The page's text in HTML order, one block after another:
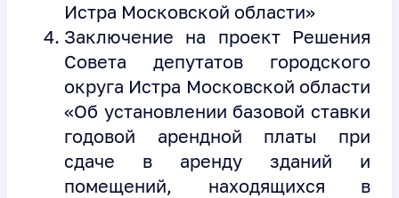
Истра Московской области»
Заключение на проект Решения
Совета депутатов городского
округа Истра Московской области
«Об установлении базовой ставки
годовой арендной платы при
сдаче в аренду зданий и
помещений, находящихся в